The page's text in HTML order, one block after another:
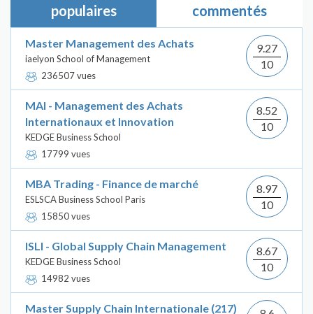
populaires
commentés
Master Management des Achats
iaelyon School of Management
236507 vues
9.27
10
MAI - Management des Achats
Internationaux et Innovation
KEDGE Business School
17799 vues
8.52
10
MBA Trading - Finance de marché
ESLSCA Business School Paris
15850 vues
8.97
10
ISLI - Global Supply Chain Management
KEDGE Business School
14982 vues
8.67
10
Master Supply Chain Internationale (217)